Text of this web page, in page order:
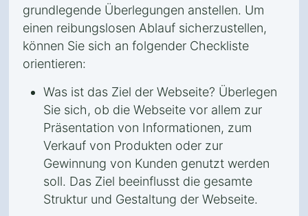
grundlegende Überlegungen anstellen. Um
einen reibungslosen Ablauf sicherzustellen,
können Sie sich an folgender Checkliste
orientieren:
Was ist das Ziel der Webseite? Überlegen
Sie sich, ob die Webseite vor allem zur
Präsentation von Informationen, zum
Verkauf von Produkten oder zur
Gewinnung von Kunden genutzt werden
soll. Das Ziel beeinflusst die gesamte
Struktur und Gestaltung der Webseite.